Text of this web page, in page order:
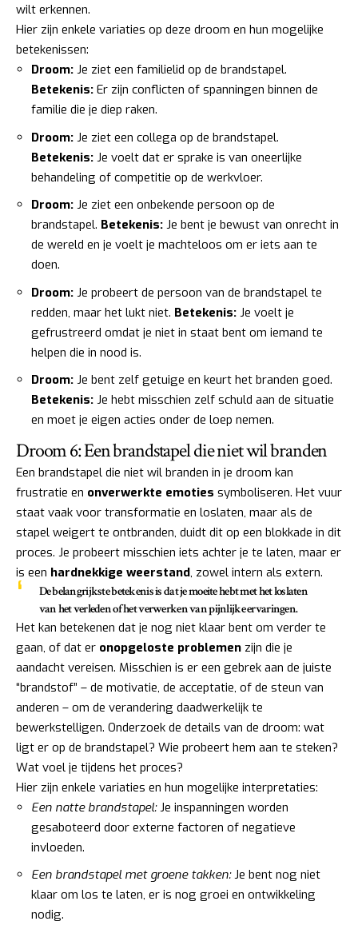
wilt erkennen.
Hier zijn enkele variaties op deze droom en hun mogelijke
betekenissen:
Droom: Je ziet een familielid op de brandstapel.
Betekenis: Er zijn conflicten of spanningen binnen de
familie die je diep raken.
Droom: Je ziet een collega op de brandstapel.
Betekenis: Je voelt dat er sprake is van oneerlijke
behandeling of competitie op de werkvloer.
Droom: Je ziet een onbekende persoon op de
brandstapel. Betekenis: Je bent je bewust van onrecht in
de wereld en je voelt je machteloos om er iets aan te
doen.
Droom: Je probeert de persoon van de brandstapel te
redden, maar het lukt niet. Betekenis: Je voelt je
gefrustreerd omdat je niet in staat bent om iemand te
helpen die in nood is.
Droom: Je bent zelf getuige en keurt het branden goed.
Betekenis: Je hebt misschien zelf schuld aan de situatie
en moet je eigen acties onder de loep nemen.
Droom 6: Een brandstapel die niet wil branden
Een brandstapel die niet wil branden in je droom kan
frustratie en onverwerkte emoties symboliseren. Het vuur
staat vaak voor transformatie en loslaten, maar als de
stapel weigert te ontbranden, duidt dit op een blokkade in dit
proces. Je probeert misschien iets achter je te laten, maar er
is een hardnekkige weerstand, zowel intern als extern.
De belangrijkste betekenis is dat je moeite hebt met het loslaten
van het verleden of het verwerken van pijnlijke ervaringen.
Het kan betekenen dat je nog niet klaar bent om verder te
gaan, of dat er onopgeloste problemen zijn die je
aandacht vereisen. Misschien is er een gebrek aan de juiste
“brandstof” – de motivatie, de acceptatie, of de steun van
anderen – om de verandering daadwerkelijk te
bewerkstelligen. Onderzoek de details van de droom: wat
ligt er op de brandstapel? Wie probeert hem aan te steken?
Wat voel je tijdens het proces?
Hier zijn enkele variaties en hun mogelijke interpretaties:
Een natte brandstapel:Je inspanningen worden
gesaboteerd door externe factoren of negatieve
invloeden.
Een brandstapel met groene takken:Je bent nog niet
klaar om los te laten, er is nog groei en ontwikkeling
nodig.